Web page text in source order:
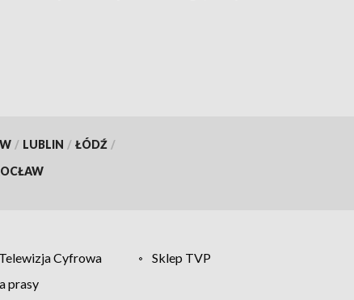
/ LUBLIN / ŁÓDŹ /
Cyfrowa
Sklep TVP
prasy